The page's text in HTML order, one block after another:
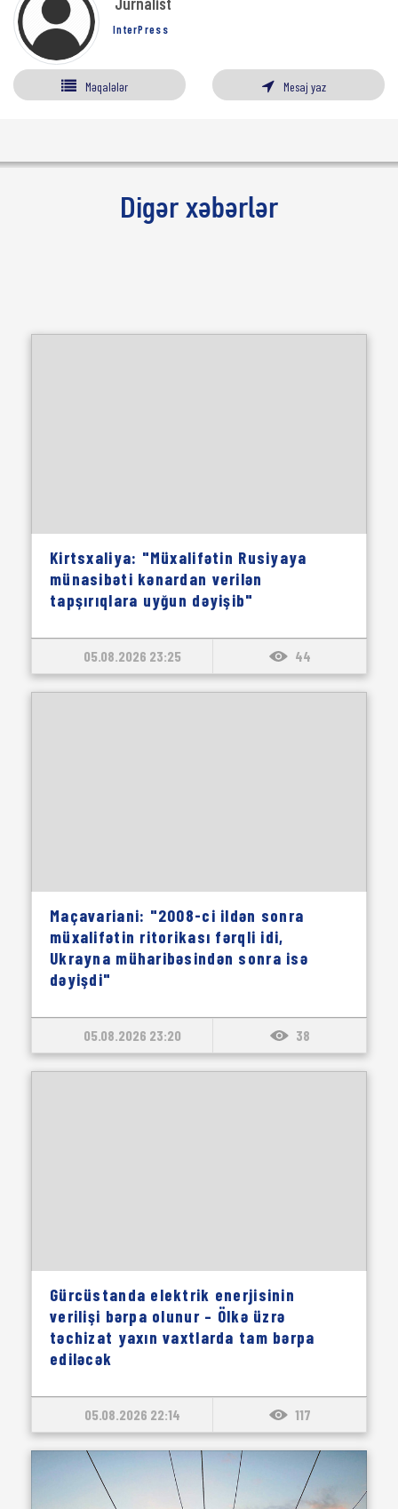
InterPress
Məqalələr Mesaj yaz
Digər xəbərlər
Kirtsxaliya: "Müxalifətin Rusiyaya
münasibəti kənardan verilən
tapşırıqlara uyğun dəyişib"
05.08.2026 23:25 44
Maçavariani: "2008-ci ildən sonra
müxalifətin ritorikası fərqli idi,
Ukrayna müharibəsindən sonra isə
dəyişdi"
05.08.2026 23:20 38
Gürcüstanda elektrik enerjisinin
verilişi bərpa olunur – Ölkə üzrə
təchizat yaxın vaxtlarda tam bərpa
ediləcək
05.08.2026 22:14 117